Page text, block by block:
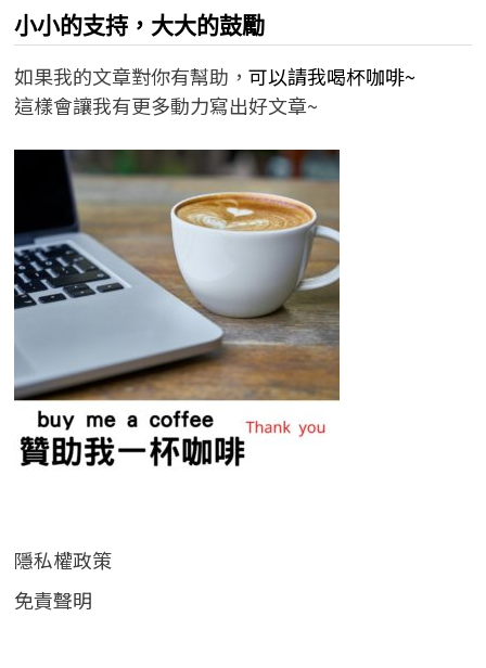
小小的支持，大大的鼓勵
如果我的文章對你有幫助， 可以請我喝杯咖啡~
這樣會讓我有更多動力寫出好文章~
隱私權政策
免責聲明